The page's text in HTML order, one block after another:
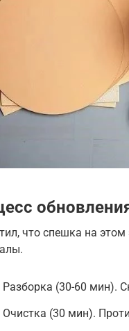
что спешка на
Разборка (30-60 мин).
Очистка (30 мин).